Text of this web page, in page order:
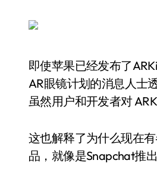
即使苹果已经发布了
AR眼镜计划的消息人士
虽然用户和开发者对
这也解释了为什么现在
品，就像是Snapchat推